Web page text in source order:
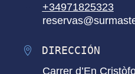
+34971825323
 DIRECCIÓN
Carrer d’En